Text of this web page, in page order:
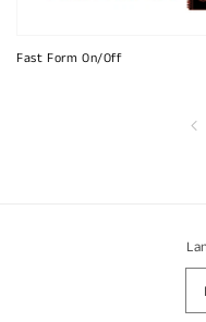
Fast Form On/Off